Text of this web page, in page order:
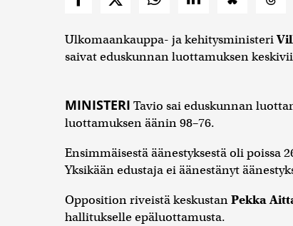
Ulkomaankauppa- ja kehitysministeri
saivat eduskunnan luottamuksen
MINISTERI Tavio sai eduskunnan
luottamuksen äänin 98–76.
Ensimmäisestä äänestyksestä oli poissa
Yksikään edustaja ei äänestänyt
Opposition riveistä keskustanPekka
hallitukselle epäluottamusta.